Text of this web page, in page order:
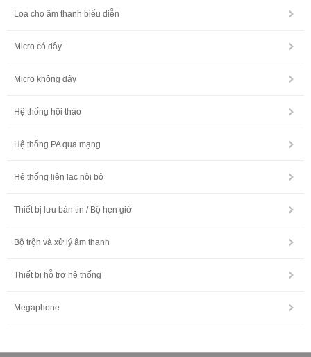
Loa cho âm thanh biểu diễn
Micro có dây
Micro không dây
Hệ thống hội thảo
Hệ thống PA qua mạng
Hệ thống liên lạc nội bộ
Thiết bị lưu bản tin / Bộ hẹn giờ
Bộ trộn và xử lý âm thanh
Thiết bị hỗ trợ hệ thống
Megaphone